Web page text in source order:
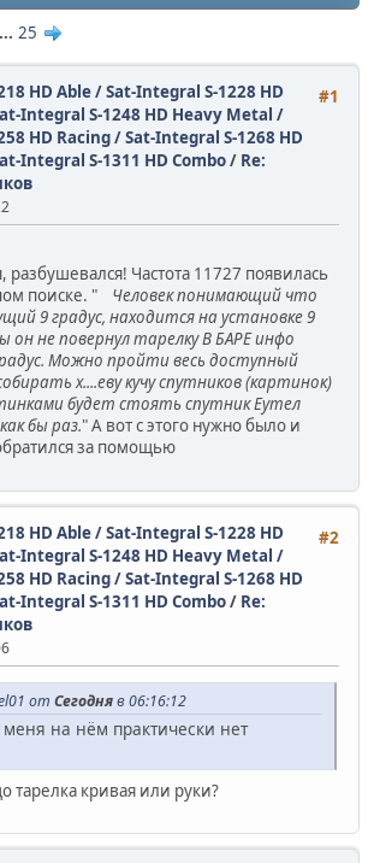
... 25
#1
HD Able / Sat-Integral S-1228 HD
Integral S-1248 HD Heavy Metal /
HD Racing / Sat-Integral S-1268 HD
Integral S-1311 HD Combo/ Re:
разбушевался! Частота 11727 появилась
поиске. " Человек понимающий что
9 градус, находится на установке 9
он не повернул тарелку В БАРЕ инфо
Можно пройти весь доступный
х....еву кучу спутников (картинок)
будет стоять спутник Еутел
бы раз." А вот с этого нужно было и
за помощью
#2
HD Able / Sat-Integral S-1228 HD
Integral S-1248 HD Heavy Metal /
HD Racing / Sat-Integral S-1268 HD
Integral S-1311 HD Combo/ Re:
от Сегодняв 06:16:12
меня на нём практически нет
тарелка кривая или руки?